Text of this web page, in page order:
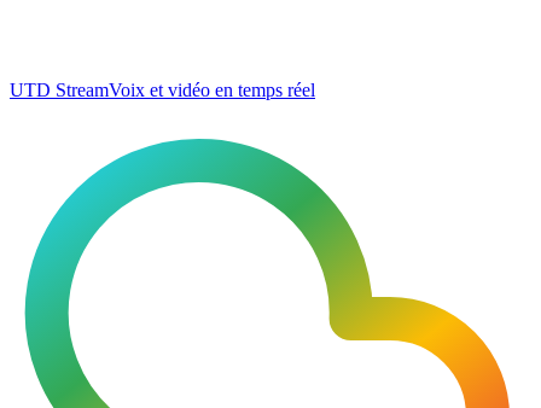
UTD StreamVoix et vidéo en temps réel